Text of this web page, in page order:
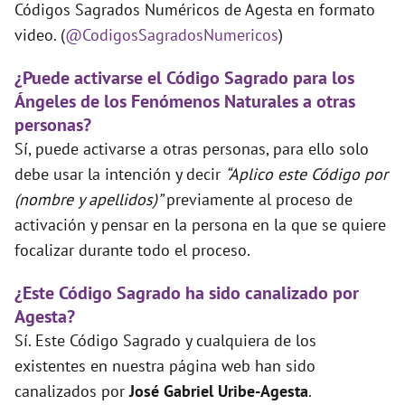
Códigos Sagrados Numéricos de Agesta en formato
video. (@CodigosSagradosNumericos)
¿Puede activarse el Código Sagrado para los
Ángeles de los Fenómenos Naturales a otras
personas?
Sí, puede activarse a otras personas, para ello solo
debe usar la intención y decir “Aplico este Código por
(nombre y apellidos)”previamente al proceso de
activación y pensar en la persona en la que se quiere
focalizar durante todo el proceso.
¿Este Código Sagrado ha sido canalizado por
Agesta?
Sí. Este Código Sagrado y cualquiera de los
existentes en nuestra página web han sido
canalizados porJosé Gabriel Uribe-Agesta.